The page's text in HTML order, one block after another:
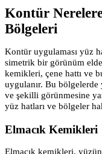
Kontür
Bölgeleri
Kontür uygulaması yüz
simetrik bir görünüm
kemikleri, çene hattı ve
uygulanır. Bu
ve şekilli görünmesine
yüz hatları ve bölgeler
Elmacık Kemikleri
Elmacık kemikleri,